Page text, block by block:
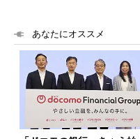
あなたにオススメ